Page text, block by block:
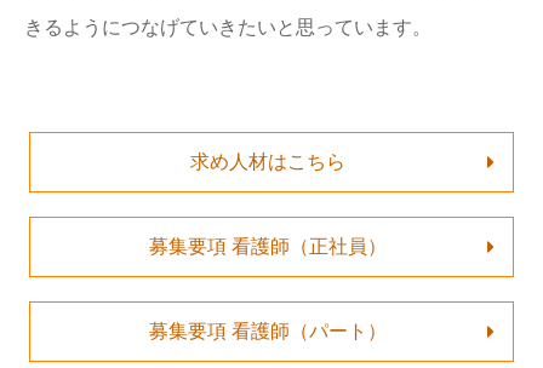
きるようにつなげていきたいと思っています。
求め人材はこちら
募集要項 看護師（正社員）
募集要項 看護師（パート）